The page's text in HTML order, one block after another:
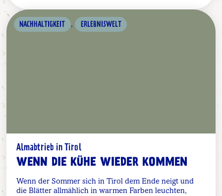
NACHHALTIGKEIT , ERLEBNISWELT
Almabtrieb in Tirol
WENN DIE KÜHE WIEDER KOMMEN
Wenn der Sommer sich in Tirol dem Ende neigt und
die Blätter allmählich in warmen Farben leuchten,